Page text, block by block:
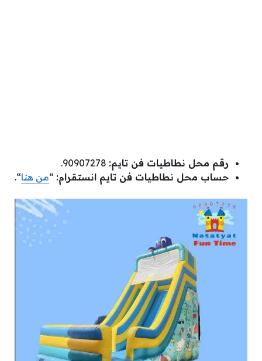
رقم محل نطاطيات فن تايم:
حساب محل نطاطيات فن تايم انستقرام: “من هنا“.